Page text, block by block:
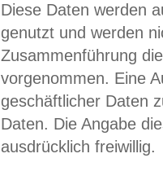
Diese Daten werden
genutzt und werden
Zusammenführung
vorgenommen. Eine
geschäftlicher Daten
Daten. Die Angabe
ausdrücklich freiwillig.